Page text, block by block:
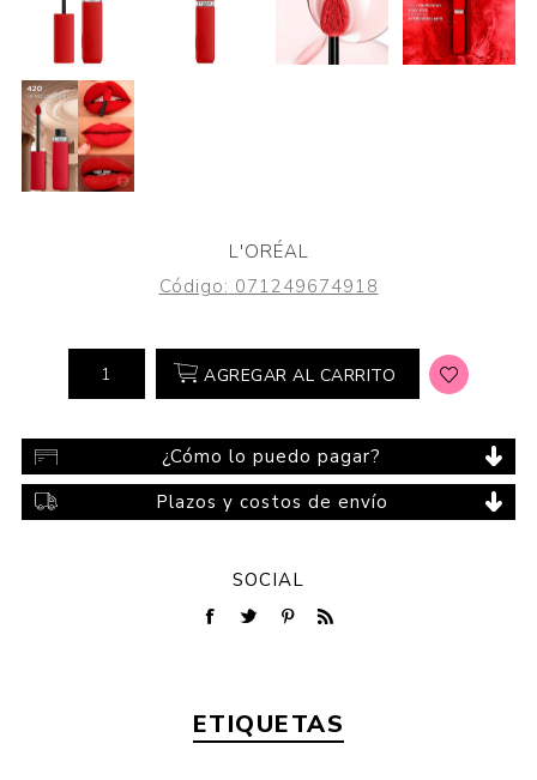
L'ORÉAL
Código: 071249674918
AGREGAR AL CARRITO
¿Cómo lo puedo pagar?
Plazos y costos de envío
SOCIAL
ETIQUETAS